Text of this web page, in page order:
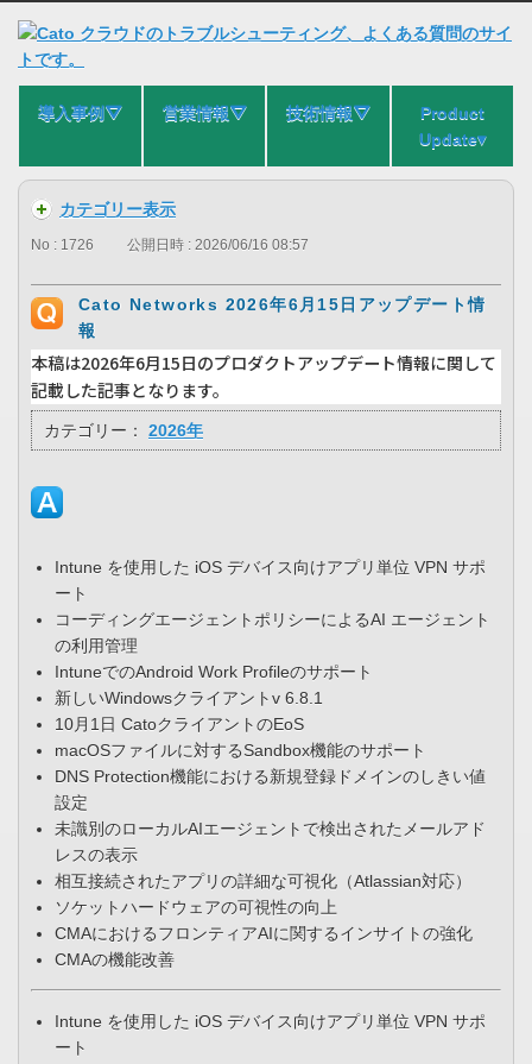
導入事例⛛ 営業情報⛛ 技術情報⛛
Product
Update▾
カテゴリー表示
No : 1726 公開日時 : 2026/06/16 08:57
Cato Networks 2026年6月15日アップデート情
報
本稿は2026年6月15日のプロダクトアップデート情報に関して
記載した記事となります。
カテゴリー： 2026年
Intune を使用した iOS デバイス向けアプリ単位 VPN サポ
ート
​コーディングエージェントポリシーによるAI エージェント
の利用管理
IntuneでのAndroid Work Profileのサポート
新しいWindowsクライアントv 6.8.1
10月1日 CatoクライアントのEoS
macOSファイルに対するSandbox機能のサポート
DNS Protection機能における新規登録ドメインのしきい値
設定​
未識別のローカルAIエージェントで検出されたメールアド
レスの表示
相互接続されたアプリの詳細な可視化（Atlassian対応）
ソケットハードウェアの可視性の向上
CMAにおけるフロンティアAIに関するインサイトの強化​
CMAの機能改善
​Intune を使用した iOS デバイス向けアプリ単位 VPN サポ
ート